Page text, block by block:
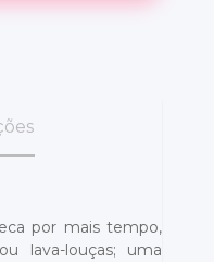
por mais tempo,
lava-louças; uma